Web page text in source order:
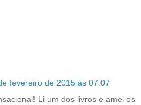
fevereiro de 2015 às 07:07
Li um dos livros e amei os